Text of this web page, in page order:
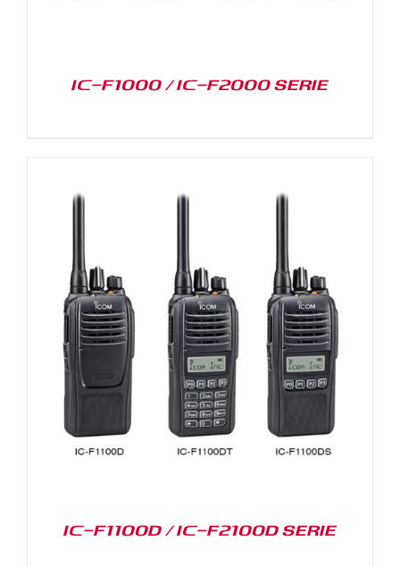
IC-F1000 / IC-F2000 SERIE
IC-F1100D / IC-F2100D SERIE